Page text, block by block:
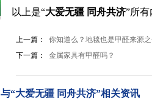
以上是“大爱无疆 同舟共济”所
上一篇：
你知道么？地毯也是甲醛来源
下一篇：
金属家具有甲醛吗？
与“大爱无疆 同舟共济”相关资讯